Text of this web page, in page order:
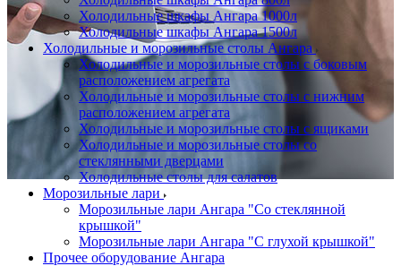
Холодильные шкафы Ангара 1000л
Холодильные шкафы Ангара 1500л
Холодильные и морозильные столы Ангара
Холодильные и морозильные столы с боковым
расположением агрегата
Холодильные и морозильные столы с нижним
расположением агрегата
Холодильные и морозильные столы с ящиками
Холодильные и морозильные столы со
стеклянными дверцами
Холодильные столы для салатов
Морозильные лари
Морозильные лари Ангара "Со стеклянной
крышкой"
Морозильные лари Ангара "С глухой крышкой"
Прочее оборудование Ангара